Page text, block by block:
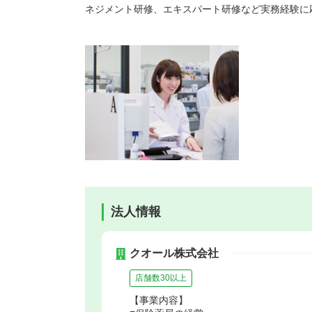
ネジメント研修、エキスパート研修など実務経験に
法人情報
クオール株式会社
店舗数30以上
【事業内容】